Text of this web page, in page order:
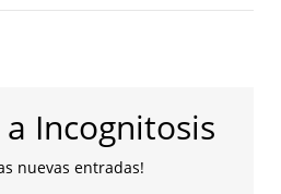
Incognitosis
nuevas entradas!